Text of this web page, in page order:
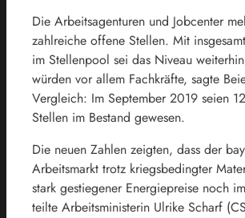
Die Arbeitsagenturen und Jobcenter
zahlreiche offene Stellen. Mit
im Stellenpool sei das Niveau
würden vor allem Fachkräfte, sagte
Vergleich: Im September 2019 seien
Stellen im Bestand gewesen.
Die neuen Zahlen zeigten, dass der
Arbeitsmarkt trotz kriegsbedingter
stark gestiegener Energiepreise noch
teilte Arbeitsministerin Ulrike Scharf